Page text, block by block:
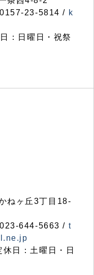
23-5814 / k
：日曜日・祝祭
ねヶ丘3丁目18-
644-5663 / t
日：土曜日・日